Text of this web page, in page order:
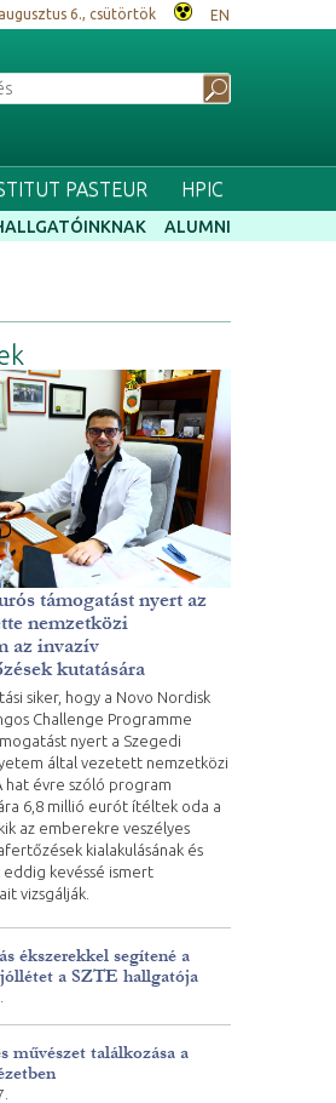
6., csütörtök EN
PASTEUR HPIC
ALUMNI
támogatást nyert az
nemzetközi
az invazív
kutatására
siker, hogy a Novo Nordisk
Challenge Programme
nyert a Szegedi
által vezetett nemzetközi
hat évre szóló program
6,8 millió eurót ítéltek oda a
az emberekre veszélyes
kialakulásának és
kevéssé ismert
vizsgálják.
ékszerekkel segítené a
a SZTE hallgatója
művészet találkozása a